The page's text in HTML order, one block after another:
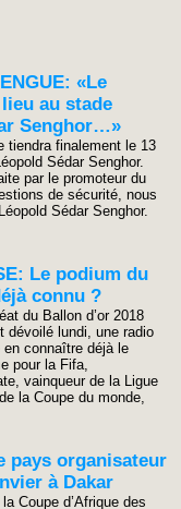
«Le
au stade
Senghor…»
finalement le 13
Sédar Senghor.
par le promoteur du
de sécurité, nous
Sédar Senghor.
Le podium du
connu ?
du Ballon d’or 2018
dévoilé lundi, une radio
connaître déjà le
pour la Fifa,
vainqueur de la Ligue
la Coupe du monde,
pays organisateur
à Dakar
Coupe d’Afrique des